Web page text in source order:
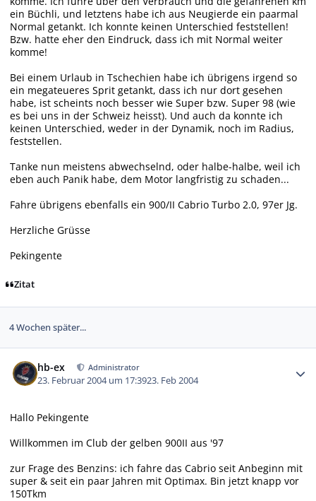
ein Büchli, und letztens habe ich aus Neugierde ein paarmal
Normal getankt. Ich konnte keinen Unterschied feststellen!
Bzw. hatte eher den Eindruck, dass ich mit Normal weiter
komme!
Bei einem Urlaub in Tschechien habe ich übrigens irgend so
ein megateueres Sprit getankt, dass ich nur dort gesehen
habe, ist scheints noch besser wie Super bzw. Super 98 (wie
es bei uns in der Schweiz heisst). Und auch da konnte ich
keinen Unterschied, weder in der Dynamik, noch im Radius,
feststellen.
Tanke nun meistens abwechselnd, oder halbe-halbe, weil ich
eben auch Panik habe, dem Motor langfristig zu schaden...
Fahre übrigens ebenfalls ein 900/II Cabrio Turbo 2.0, 97er Jg.
Herzliche Grüsse
Pekingente
Zitat
4 Wochen später...
hb-ex Administrator
23. Februar 2004 um 17:3923. Feb 2004
Hallo Pekingente
Willkommen im Club der gelben 900II aus '97
zur Frage des Benzins: ich fahre das Cabrio seit Anbeginn mit
super & seit ein paar Jahren mit Optimax. Bin jetzt knapp vor
150Tkm